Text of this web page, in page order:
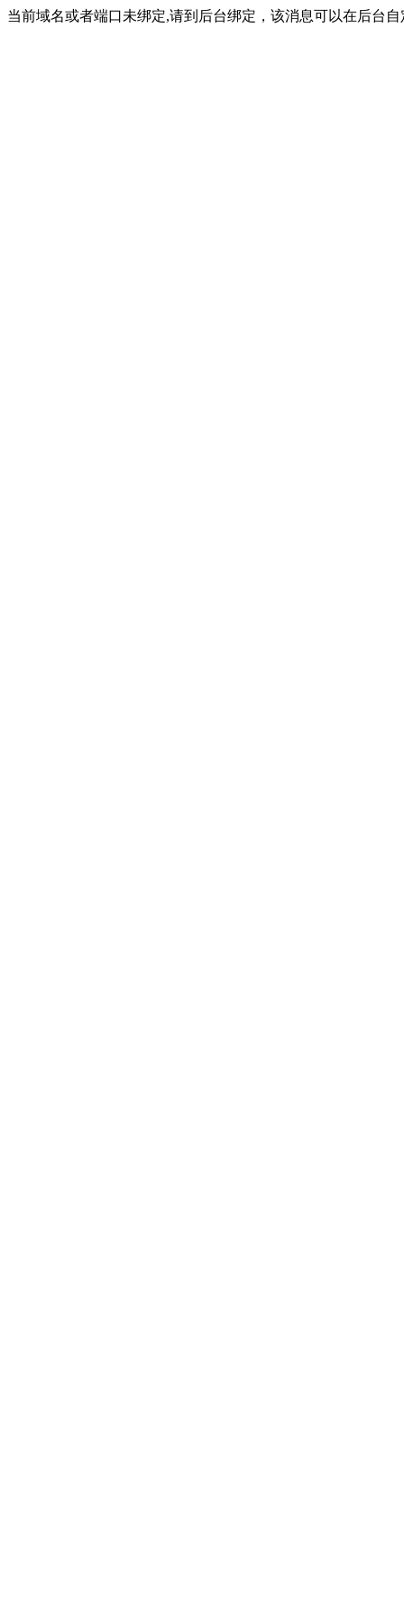
当前域名或者端口未绑定,请到后台绑定，该消息可以在后台自